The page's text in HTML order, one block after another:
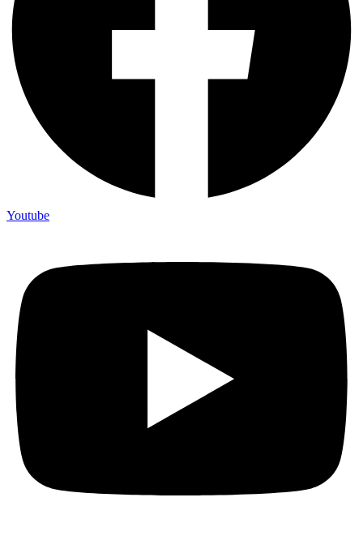
Youtube